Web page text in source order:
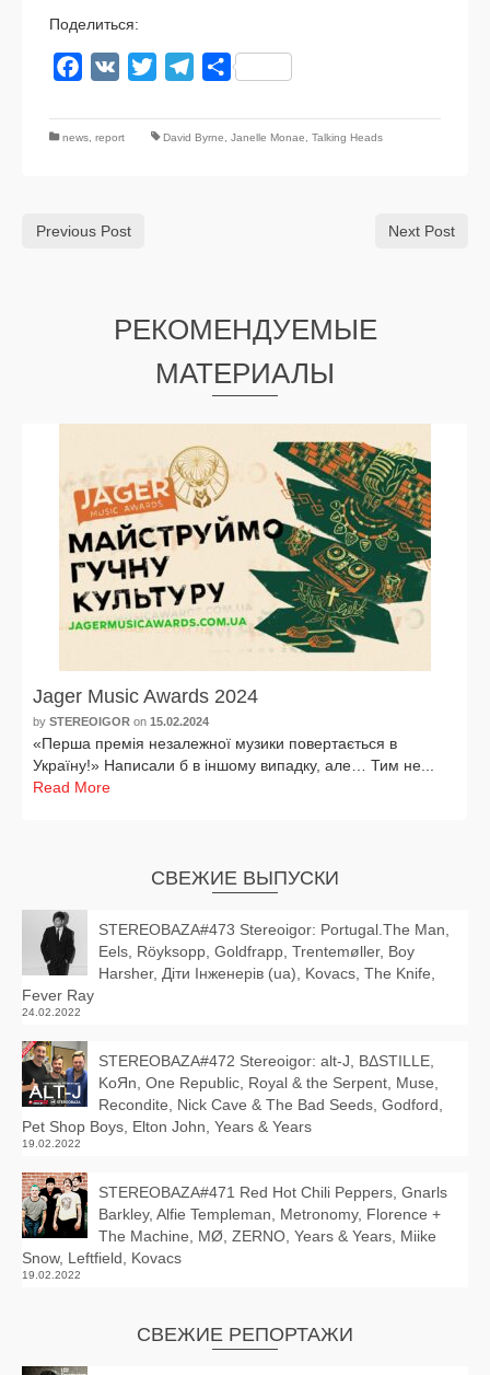
Поделиться:
Facebook
VK Twitter TelegramОтправить
news, report David Byrne, Janelle Monae, Talking Heads
Previous Post Next Post
РЕКОМЕНДУЕМЫЕ
МАТЕРИАЛЫ
Jager Music Awards 2024
by STEREOIGOR on 15.02.2024
«Перша пре­мія неза­леж­ної музи­ки повер­таєть­ся в
Україну!» Написали б в іншо­му випад­ку, але… Тим не...
Read More
СВЕЖИЕ ВЫПУСКИ
STEREOBAZA#473 Stereoigor: Portugal.The Man,
Eels, Röyksopp, Goldfrapp, Trentemøller, Boy
Harsher, Діти Інженерів (ua), Kovacs, The Knife,
Fever Ray
24.02.2022
STEREOBAZA#472 Stereoigor: alt‑J, BΔSTILLE,
KoЯn, One Republic, Royal & the Serpent, Muse,
Recondite, Nick Cave & The Bad Seeds, Godford,
Pet Shop Boys, Elton John, Years & Years
19.02.2022
STEREOBAZA#471 Red Hot Chili Peppers, Gnarls
Barkley, Alfie Templeman, Metronomy, Florence +
The Machine, MØ, ZERNO, Years & Years, Miike
Snow, Leftfield, Kovacs
19.02.2022
СВЕЖИЕ РЕПОРТАЖИ